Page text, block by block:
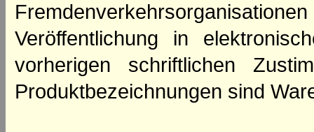
Veröffentlichung in
vorherigen schriftlichen
Produktbezeichnungen sind